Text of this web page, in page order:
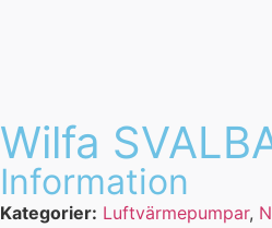
Wilfa
Information
Kategorier: Luftvärmepumpar,